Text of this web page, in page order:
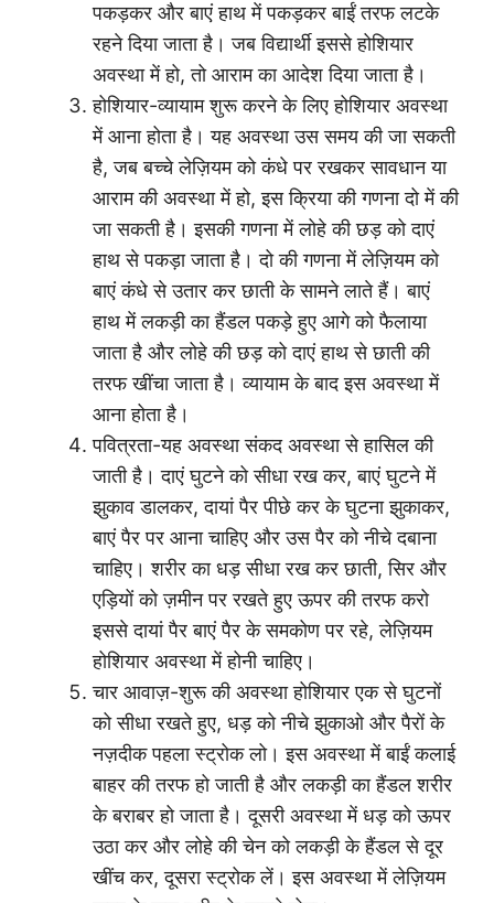
पकड़कर और बाएं हाथ में पकड़कर बाईं तरफ लटके
रहने दिया जाता है। जब विद्यार्थी इससे होशियार
अवस्था में हो, तो आराम का आदेश दिया जाता है।
होशियार-व्यायाम शुरू करने के लिए होशियार अवस्था
में आना होता है। यह अवस्था उस समय की जा सकती
है, जब बच्चे लेज़ियम को कंधे पर रखकर सावधान या
आराम की अवस्था में हो, इस क्रिया की गणना दो में की
जा सकती है। इसकी गणना में लोहे की छड़ को दाएं
हाथ से पकड़ा जाता है। दो की गणना में लेज़ियम को
बाएं कंधे से उतार कर छाती के सामने लाते हैं। बाएं
हाथ में लकड़ी का हैंडल पकड़े हुए आगे को फैलाया
जाता है और लोहे की छड़ को दाएं हाथ से छाती की
तरफ खींचा जाता है। व्यायाम के बाद इस अवस्था में
आना होता है।
पवित्रता-यह अवस्था संकद अवस्था से हासिल की
जाती है। दाएं घुटने को सीधा रख कर, बाएं घुटने में
झुकाव डालकर, दायां पैर पीछे कर के घुटना झुकाकर,
बाएं पैर पर आना चाहिए और उस पैर को नीचे दबाना
चाहिए। शरीर का धड़ सीधा रख कर छाती, सिर और
एड़ियों को ज़मीन पर रखते हुए ऊपर की तरफ करो
इससे दायां पैर बाएं पैर के समकोण पर रहे, लेज़ियम
होशियार अवस्था में होनी चाहिए।
चार आवाज़-शुरू की अवस्था होशियार एक से घुटनों
को सीधा रखते हुए, धड़ को नीचे झुकाओ और पैरों के
नज़दीक पहला स्ट्रोक लो। इस अवस्था में बाईं कलाई
बाहर की तरफ हो जाती है और लकड़ी का हैंडल शरीर
के बराबर हो जाता है। दूसरी अवस्था में धड़ को ऊपर
उठा कर और लोहे की चेन को लकड़ी के हैंडल से दूर
खींच कर, दूसरा स्ट्रोक लें। इस अवस्था में लेज़ियम